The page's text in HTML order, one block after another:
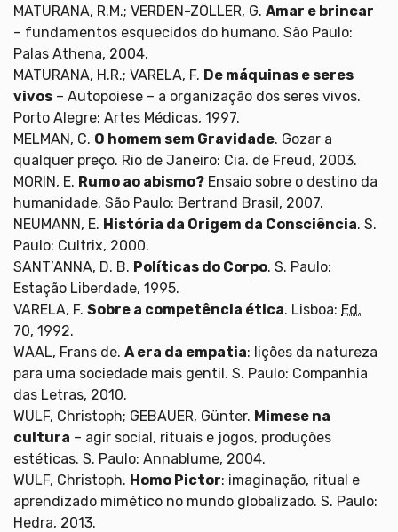
MATURANA, R.M.; VERDEN-ZÖLLER, G. Amar e brincar
– fundamentos esquecidos do humano. São Paulo:
Palas Athena, 2004.
MATURANA, H.R.; VARELA, F. De máquinas e seres
vivos – Autopoiese – a organização dos seres vivos.
Porto Alegre: Artes Médicas, 1997.
MELMAN, C. O homem sem Gravidade. Gozar a
qualquer preço. Rio de Janeiro: Cia. de Freud, 2003.
MORIN, E. Rumo ao abismo? Ensaio sobre o destino da
humanidade. São Paulo: Bertrand Brasil, 2007.
NEUMANN, E. História da Origem da Consciência. S.
Paulo: Cultrix, 2000.
SANT’ANNA, D. B. Políticas do Corpo. S. Paulo:
Estação Liberdade, 1995.
VARELA, F. Sobre a competência ética. Lisboa: Ed.
70, 1992.
WAAL, Frans de. A era da empatia: lições da natureza
para uma sociedade mais gentil. S. Paulo: Companhia
das Letras, 2010.
WULF, Christoph; GEBAUER, Günter. Mimese na
cultura – agir social, rituais e jogos, produções
estéticas. S. Paulo: Annablume, 2004.
WULF, Christoph. Homo Pictor: imaginação, ritual e
aprendizado mimético no mundo globalizado. S. Paulo:
Hedra, 2013.